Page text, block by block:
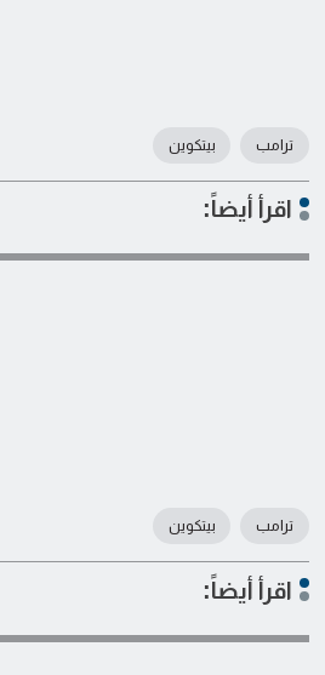
ترامب بيتكوين
اقرأ أيضاً:
ترامب بيتكوين
اقرأ أيضاً: